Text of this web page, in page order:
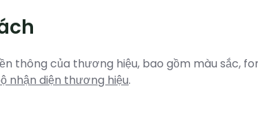
thông của thương hiệu, bao gồm màu sắc,
nhận diện thương hiệu.